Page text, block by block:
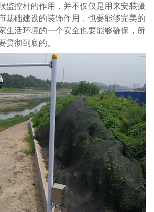
监控杆的作用，并不仅仅是用来安装摄
基础建设的装饰作用，也要能够完美的
生活环境的一个安全也要能够确保，所
贯彻到底的。